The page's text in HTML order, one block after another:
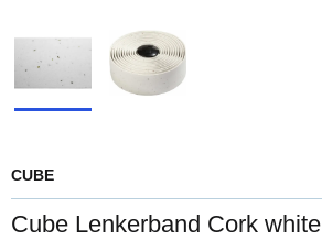
CUBE
Cube Lenkerband Cork white